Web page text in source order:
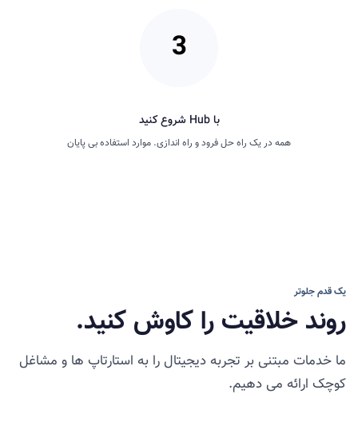
با Hub شروع کنید
همه در یک راه حل فرود و راه اندازی. موارد استفاده بی پایان
یک قدم جلوتر
روند خلاقیت را کاوش کنید.
ما خدمات مبتنی بر تجربه دیجیتال را به استارتاپ ها و مشاغل
کوچک ارائه می دهیم.